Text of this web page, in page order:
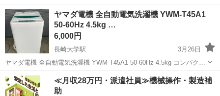
コンパクトタイプ 単身用 動作OK 家電 全自動洗濯機 洗濯機 ◆メーカ
ー：アクア ◆サイズ【素人採寸のため若干の...
長崎 長崎市 長崎大学駅 生活家電 AQW
ヤマダ電機 全自動電気洗濯機 YWM-T45A1
50-60Hz 4.5kg …
6,000円
長崎大学駅
3月26日
ヤマダ電機 全自動電気洗濯機 YWM-T45A1 50-60Hz 4.5kg コンパクト
タイプ 単身用 動作OK 家電 全自動洗濯機 洗濯機 ◆メーカー：ヤマダ
電機 ◆サイズ【素人採寸のため若干の誤差はご容赦...
長崎 長崎市 長崎大学駅 生活家電 ヤマダ電機
≪月収28万円・派遣社員≫機械操作・製造補
助